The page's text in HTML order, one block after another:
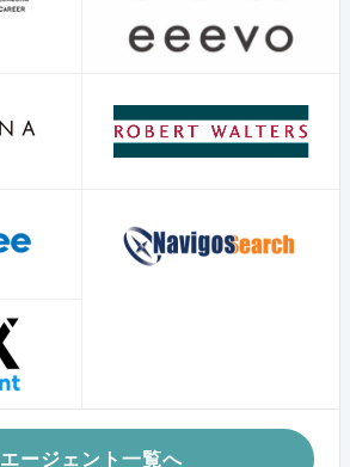
エージェント一覧へ